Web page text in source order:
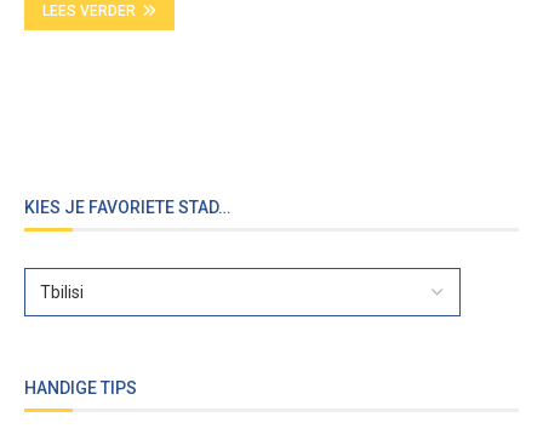
LEES VERDER
KIES JE FAVORIETE STAD…
HANDIGE TIPS